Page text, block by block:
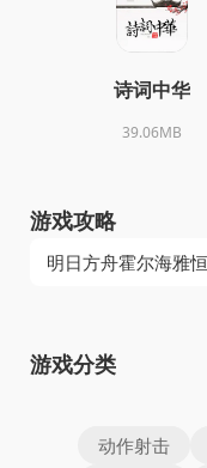
诗词中华
39.06MB
游戏攻略
明日方舟霍尔海雅
游戏分类
动作射击